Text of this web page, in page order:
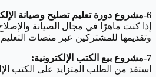
6-مشروع دورة تعليم تصليح وصيانة الإلكترونيات عبر الإنترنت:
إذا كنت ماهرًا في مجال الصيانة
وتقديمها للمشتركين عبر منصات التعليم
7-مشروع بيع الكتب الإلكترونية:
استفد من الطلب المتزايد على الكتب